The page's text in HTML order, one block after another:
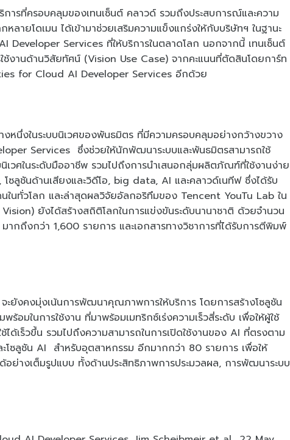
การที่ครอบคลุมของเทนเซ็นต์ คลาวด์ รวมถึงประสบการณ์และความ
ลายโดเมน ได้เข้ามาช่วยเสริมความแข็งแกร่งให้กับบริษัทฯ ในฐานะ
Developer Services ที่ให้บริการในตลาดโลก นอกจากนี้ เทนเซ็นต์
งานด้านวิสัยทัศน์ (Vision Use Case) จากคะแนนที่ตัดสินโดยการ์ท
for Cloud AI Developer Services อีกด้วย
หนึ่งในระบบนิเวศของพันธมิตร ที่มีความครอบคลุมอย่างกว้างขวาง
Services ซึ่งช่วยให้นักพัฒนาระบบและพันธมิตรสามารถใช้
เวศในระดับมืออาชีพ รวมไปถึงการนำเสนอกลุ่มผลิตภัณฑ์ที่ใช้งานง่าย
โซลูชันด้านเสียงและวิดีโอ, big data, AI และคลาวด์เนทีฟ ซึ่งได้รับ
นทั่วโลก และล่าสุดผลวิจัยอัลกอริทึมของ Tencent YouTu Lab ใน
ยังได้สร้างสถิติโลกในการแข่งขันระดับนานาชาติ ด้วยจำนวน
กถึงกว่า 1,600 รายการ และเอกสารทางวิชาการที่ได้รับการตีพิมพ์
ะยังคงมุ่งเน้นการพัฒนาคุณภาพการให้บริการ โดยการสร้างโซลูชัน
อมในการใช้งาน ที่มาพร้อมเมทริกซ์เร่งความเร็วสี่ระดับ เพื่อให้ผู้ใช้
ได้เร็วขึ้น รวมไปถึงความสามารถในการเปิดใช้งานของ AI ที่ตรงตาม
โซลูชัน AI สำหรับอุตสาหกรรม อีกมากกว่า 80 รายการ เพื่อให้
ด้อย่างเต็มรูปแบบ ทั้งด้านประสิทธิภาพการประมวลผล, การพัฒนาระบบ